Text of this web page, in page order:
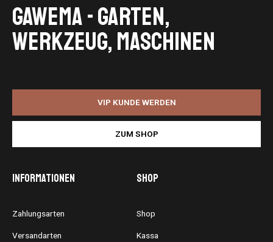
GaWeMA - Garten,
Werkzeug, Maschinen
VIP KUNDE WERDEN
ZUM SHOP
Informationen
Zahlungsarten
Versandarten
Shop
Shop
Kassa